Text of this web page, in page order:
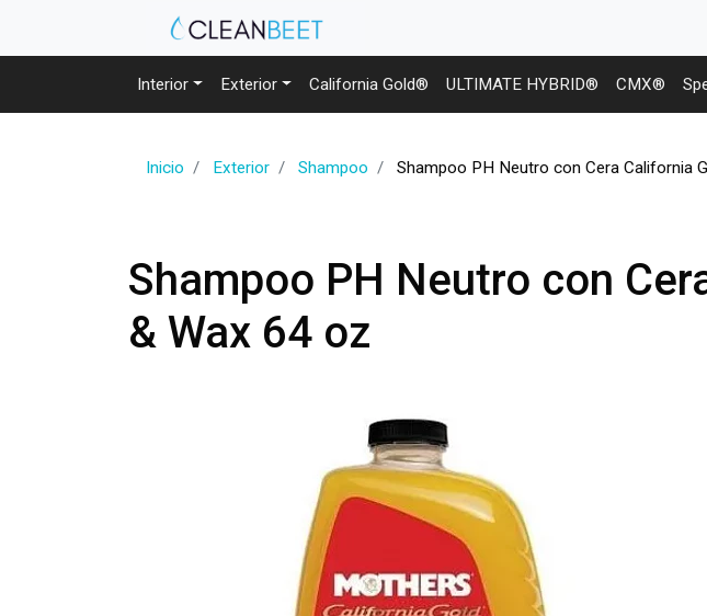
Interior Exterior California Gold® ULTIMATE HYBRID® CMX®
Inicio Exterior Shampoo Shampoo PH Neutro con Cera California
Shampoo PH Neutro con
& Wax 64 oz